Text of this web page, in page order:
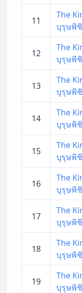
11
The
บุรุษพิชิ
12
The
บุรุษพิ
13
The
บุรุษพิ
14
The
บุรุษพิ
15
The
บุรุษพิ
16
The
บุรุษพิ
17
The
บุรุษพิ
18
The
บุรุษพิ
19
The
บุรุษพิ